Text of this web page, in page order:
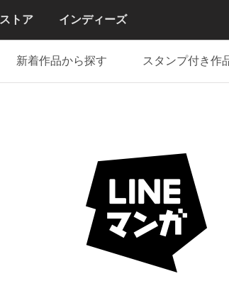
ストア インディーズ
新着作品から探す スタンプ付き作